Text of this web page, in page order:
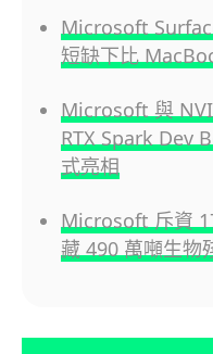
Microsoft
短缺下比
Microsoft 與
RTX Spark Dev
式亮相
Microsoft 斥資
藏 490 萬噸生物